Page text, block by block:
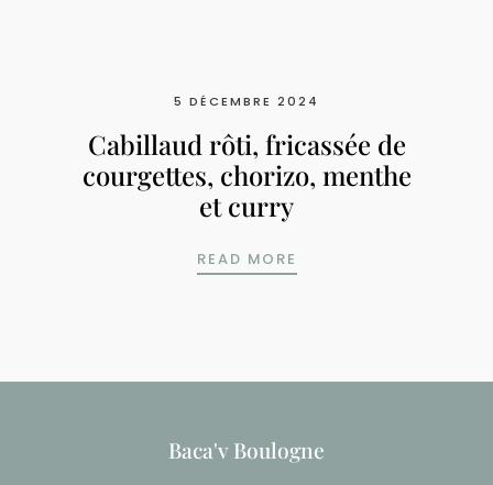
5 DÉCEMBRE 2024
Cabillaud rôti, fricassée de
courgettes, chorizo, menthe
et curry
READ MORE
Baca'v Boulogne